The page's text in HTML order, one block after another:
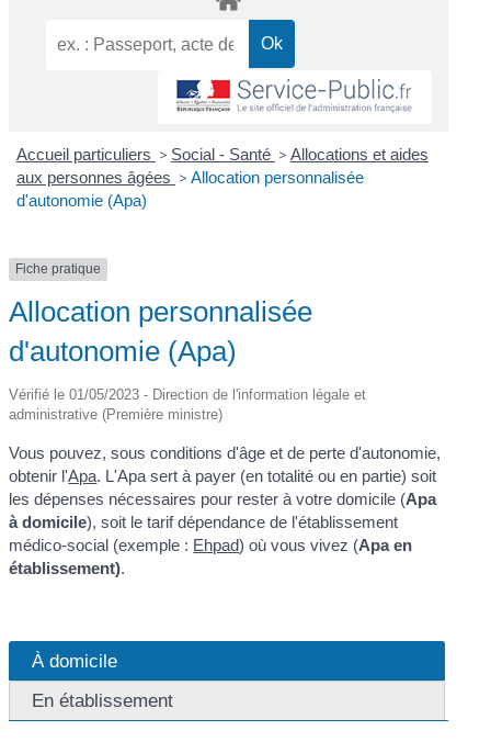
Accueil particuliers > Social - Santé > Allocations et aides
aux personnes âgées > Allocation personnalisée
d'autonomie (Apa)
Fiche pratique
Allocation personnalisée
d'autonomie (Apa)
Vérifié le 01/05/2023 - Direction de l'information légale et
administrative (Première ministre)
Vous pouvez, sous conditions d'âge et de perte d'autonomie,
obtenir l'Apa. L'Apa sert à payer (en totalité ou en partie) soit
les dépenses nécessaires pour rester à votre domicile (Apa
à domicile), soit le tarif dépendance de l'établissement
médico-social (exemple : Ehpad) où vous vivez (Apa en
établissement).
À domicile
En établissement